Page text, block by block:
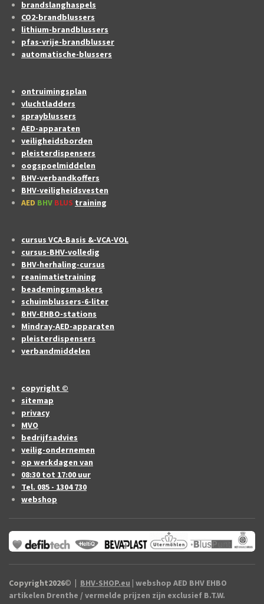
brandslanghaspels
CO2-brandblussers
lithium-brandblussers
pfas-vrije-brandblusser
automatische-blussers
ontruimingsplan
vluchtladders
sprayblussers
AED-apparaten
veiligheidsborden
pleisterdispensers
oogspoelmiddelen
BHV-verbandkoffers
BHV-veiligheidsvesten
AED BHV BLUS training
cursus VCA-Basis &-VCA-VOL
cursus-BHV-volledig
BHV-herhaling-cursus
reanimatietraining
beademingsmaskers
schuimblussers-6-liter
BHV-EHBO-stations
Mindray-AED-apparaten
pleisterdispensers
verbandmiddelen
copyright ©
sitemap
privacy
MVO
bedrijfsadvies
veilig-ondernemen
op werkdagen van
08:30 tot 17:00 uur
Tel. 085 - 1304 730
webshop
Copyright2026© | BHV-SHOP.eu | webshop AED BHV EHBO
artikelen Drenthe / vermelde prijzen zijn exclusief B.T.W.